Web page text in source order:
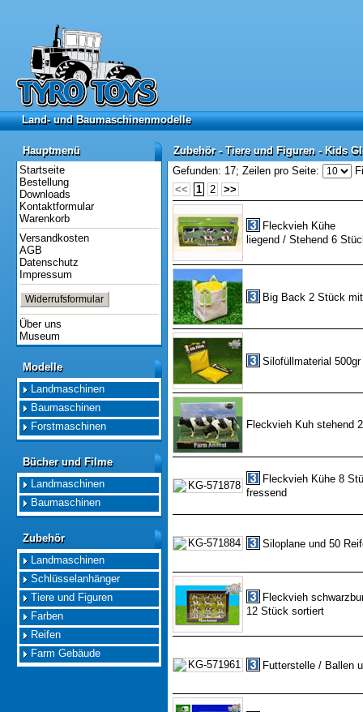
Land- und Baumaschinenmodelle
Land- und Baumaschinenmodelle
Hauptmenü
Hauptmenü
Startseite
Bestellung
Downloads
Kontaktformular
Warenkorb
Versandkosten
AGB
Datenschutz
Impressum
Widerrufsformular
Über uns
Museum
Modelle
Modelle
Landmaschinen
Baumaschinen
Forstmaschinen
Bücher und Filme
Bücher und Filme
Landmaschinen
Baumaschinen
Zubehör
Zubehör
Landmaschinen
Schlüsselanhänger
Tiere und Figuren
Farben
Reifen
Farm Gebäude
Zubehör - Tiere und Figuren - Kids
Zubehör - Tiere und Figuren - Kids
Gefunden: 17; Zeilen pro Seite:
<<
1 2 >>
Fleckvieh Kühe
liegend / Stehend 6
Big Back 2 Stück
Silofüllmaterial 500gr
Fleckvieh Kuh stehend
Fleckvieh Kühe 8
fressend
Siloplane und 50
Fleckvieh
12 Stück sortiert
Futterstelle / Ballen